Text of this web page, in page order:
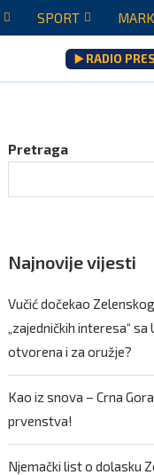
SPORT
▶️ RADIO
Pretraga
Najnovije vijesti
Vučić dočekao
„zajedničkih interesa“
otvorena i za oružje?
Kao iz snova – Crna
prvenstva!
Njemački list o dolasku